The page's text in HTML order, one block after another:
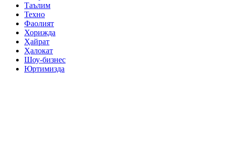
Таълим
Техно
Фаолият
Хорижда
Ҳайрат
Ҳалокат
Шоу-бизнес
Юртимизда